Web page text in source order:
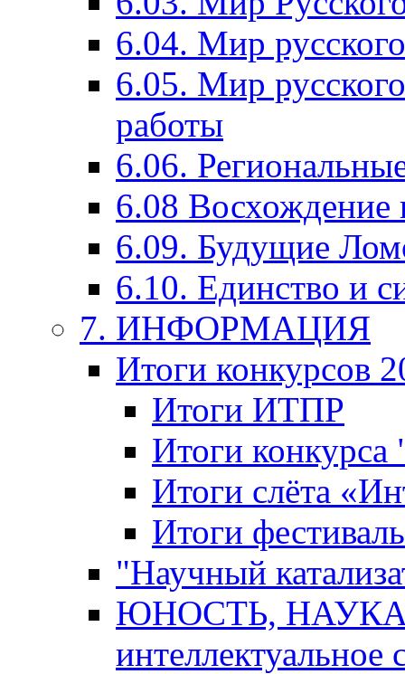
6.04. Мир
6.05. Мир
работы
6.06.
6.08 Восхождение
6.09. Будущие
6.10. Единство и
7. ИНФОРМАЦИЯ
Итоги конкурсов
Итоги ИТПР
Итоги
Итоги слёта
Итоги
"Научный
ЮНОСТЬ,
интеллектуальное